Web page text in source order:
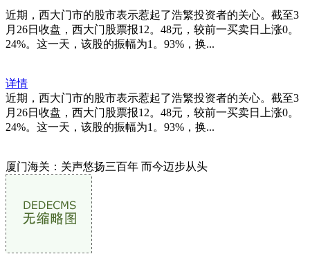
近期，西大门市的股市表示惹起了浩繁投资者的关心。截至3
月26日收盘，西大门股票报12。48元，较前一买卖日上涨0。
24%。这一天，该股的振幅为1。93%，换...
详情
近期，西大门市的股市表示惹起了浩繁投资者的关心。截至3
月26日收盘，西大门股票报12。48元，较前一买卖日上涨0。
24%。这一天，该股的振幅为1。93%，换...
厦门海关：关声悠扬三百年 而今迈步从头